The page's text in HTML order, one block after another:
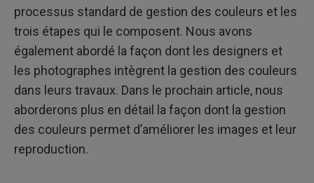
processus standard de gestion des couleurs et les
trois étapes qui le composent. Nous avons
également abordé la façon dont les designers et
les photographes intègrent la gestion des couleurs
dans leurs travaux. Dans le prochain article, nous
aborderons plus en détail la façon dont la gestion
des couleurs permet d’améliorer les images et leur
reproduction.